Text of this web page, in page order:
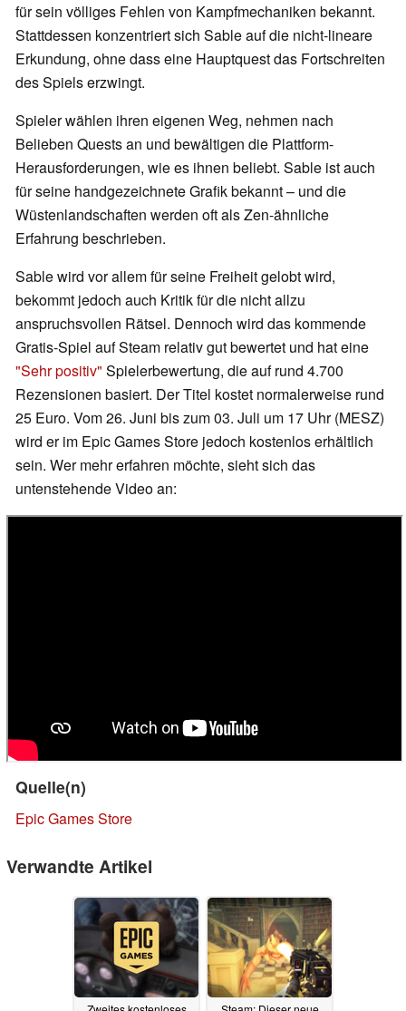
für sein völliges Fehlen von Kampfmechaniken bekannt.
Stattdessen konzentriert sich Sable auf die nicht-lineare
Erkundung, ohne dass eine Hauptquest das Fortschreiten
des Spiels erzwingt.
Spieler wählen ihren eigenen Weg, nehmen nach
Belieben Quests an und bewältigen die Plattform-
Herausforderungen, wie es ihnen beliebt. Sable ist auch
für seine handgezeichnete Grafik bekannt – und die
Wüstenlandschaften werden oft als Zen-ähnliche
Erfahrung beschrieben.
Sable wird vor allem für seine Freiheit gelobt wird,
bekommt jedoch auch Kritik für die nicht allzu
anspruchsvollen Rätsel. Dennoch wird das kommende
Gratis-Spiel auf Steam relativ gut bewertet und hat eine
"Sehr positiv" Spielerbewertung, die auf rund 4.700
Rezensionen basiert. Der Titel kostet normalerweise rund
25 Euro. Vom 26. Juni bis zum 03. Juli um 17 Uhr (MESZ)
wird er im Epic Games Store jedoch kostenlos erhältlich
sein. Wer mehr erfahren möchte, sieht sich das
untenstehende Video an:
Quelle(n)
Epic Games Store
Verwandte Artikel